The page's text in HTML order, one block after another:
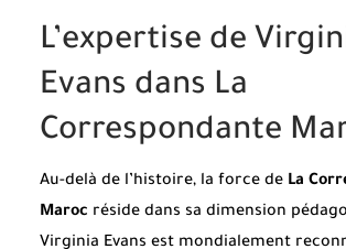
L’expertise de
Evans dans La
Correspondante
Au-delà de l’histoire, la force de La
Maroc réside dans sa dimension
Virginia Evans est mondialement